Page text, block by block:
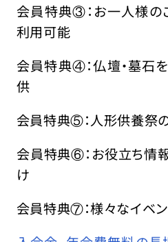
会員特典③：お一人様の
利用可能
会員特典④：仏壇・墓石
供
会員特典⑤：人形供養祭
会員特典⑥：お役立ち情
け
会員特典⑦：様々なイベ